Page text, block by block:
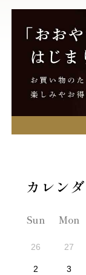
Sun Mon
26 27
2 3